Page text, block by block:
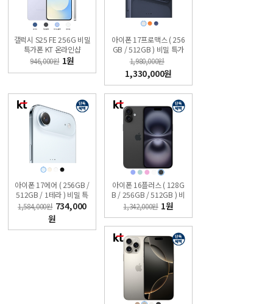
갤럭시 S25 FE 256G 비밀
특가폰 KT 온라인샵
946,000원 1원
아이폰 17프로맥스 ( 256
GB / 512GB ) 비밀 특가
폰 KT직영점 슈퍼모바일
1,980,000원
1,330,000원
아이폰 17에어 ( 256GB /
512GB / 1테라 ) 비밀 특
가폰 KT직영점 슈퍼모바
일
1,584,000원 734,000
원
아이폰 16플러스 ( 128G
B / 256GB / 512GB ) 비
밀특가폰 KT 온라인샵
1,342,000원 1원